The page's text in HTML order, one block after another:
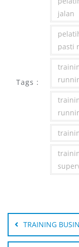
Tags :
jalan
pasti
Post
TRAINING